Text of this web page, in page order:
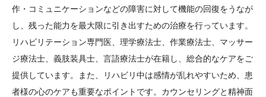
作・コミュニケーションなどの障害に対して機能の回復をうなが
し、残った能力を最大限に引き出すための治療を行っています。
リハビリテーション専門医、理学療法士、作業療法士、マッサー
ジ療法士、義肢装具士、言語療法士が在籍し、総合的なケアをご
提供しています。また、リハビリ中は感情が乱れやすいため、患
者様の心のケアも重要なポイントです。カウンセリングと精神面